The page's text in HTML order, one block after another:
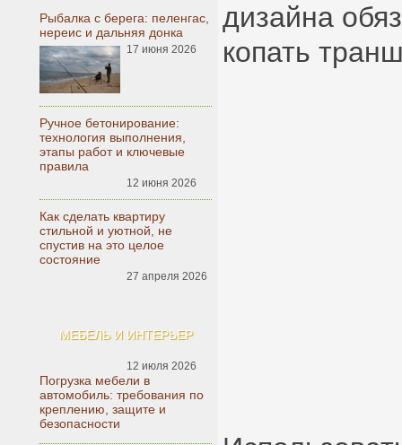
Рыбалка с берега: пеленгас,
нереис и дальняя донка
17 июня 2026
Ручное бетонирование:
технология выполнения,
этапы работ и ключевые
правила
12 июня 2026
Как сделать квартиру
стильной и уютной, не
спустив на это целое
состояние
27 апреля 2026
МЕБЕЛЬ И ИНТЕРЬЕР
12 июля 2026
Погрузка мебели в
автомобиль: требования по
креплению, защите и
безопасности
дизайна
копать